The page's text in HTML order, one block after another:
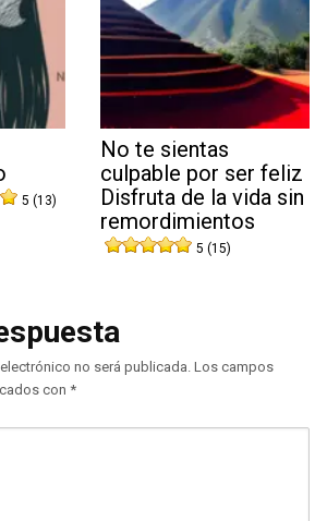
5 (13)
No te sientas
culpable por ser feliz
Disfruta de la vida sin
remordimientos
5 (15)
no será publicada. Los campos
con *